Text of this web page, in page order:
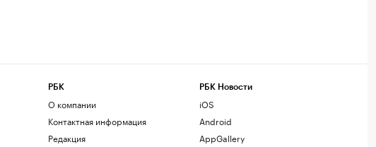
РБК
О компании
Контактная информация
Редакция
РБК Новости
iOS
Android
AppGallery